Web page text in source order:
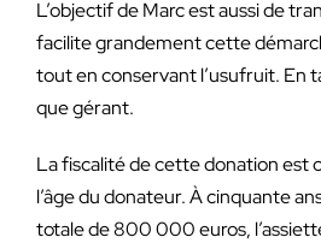
L’objectif de Marc est aussi de
facilite grandement cette
tout en conservant l’usufruit. En
que gérant.
La fiscalité de cette donation est
l’âge du donateur. À cinquante
totale de 800 000 euros,